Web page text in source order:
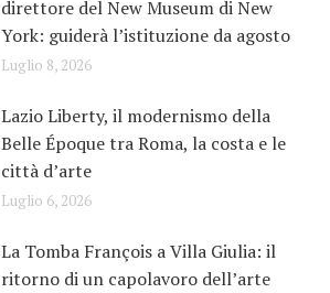
direttore del New Museum di New
York: guiderà l’istituzione da agosto
Luglio 8, 2026
Lazio Liberty, il modernismo della
Belle Époque tra Roma, la costa e le
città d’arte
Luglio 6, 2026
La Tomba François a Villa Giulia: il
ritorno di un capolavoro dell’arte